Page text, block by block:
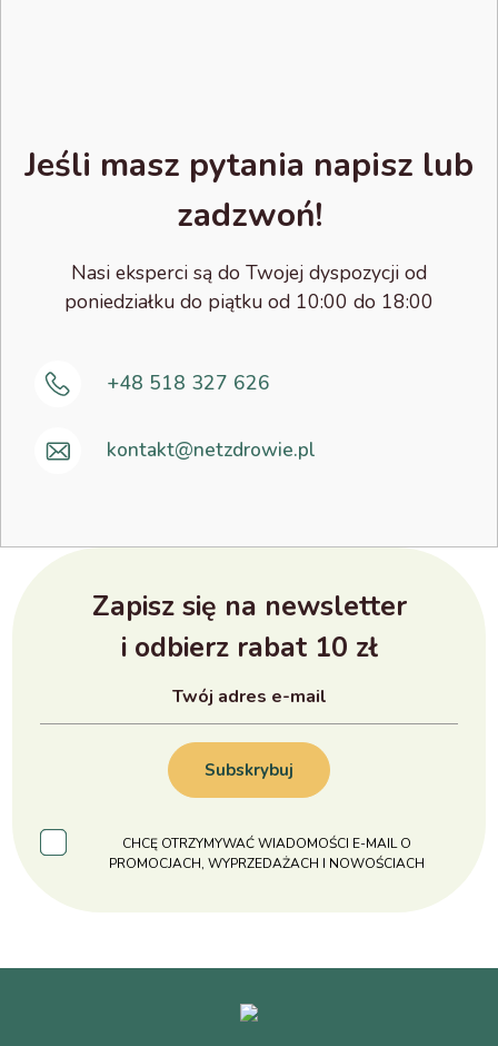
Jeśli masz pytania napisz lub
zadzwoń!
Nasi eksperci są do Twojej dyspozycji od
poniedziałku do piątku od 10:00 do 18:00
+48 518 327 626
kontakt@netzdrowie.pl
Zapisz się na newsletter
i odbierz rabat 10 zł
Subskrybuj
CHCĘ OTRZYMYWAĆ WIADOMOŚCI E-MAIL O
PROMOCJACH, WYPRZEDAŻACH I NOWOŚCIACH